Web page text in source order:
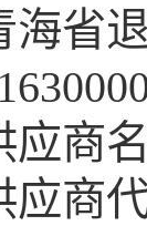
海省
应商
商